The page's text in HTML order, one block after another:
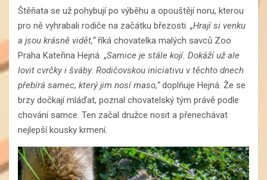
Štěňata se už pohybují po výběhu a opouštějí noru, kterou
pro ně vyhrabali rodiče na začátku březosti. „Hrají si venku
a jsou krásně vidět,“ říká chovatelka malých savců Zoo
Praha Kateřina Hejná. „Samice je stále kojí. Dokáží už ale
lovit cvrčky i šváby. Rodičovskou iniciativu v těchto dnech
přebírá samec, který jim nosí maso,“doplňuje Hejná. Že se
brzy dočkají mláďat, poznal chovatelský tým právě podle
chování samce. Ten začal družce nosit a přenechávat
nejlepší kousky krmení.